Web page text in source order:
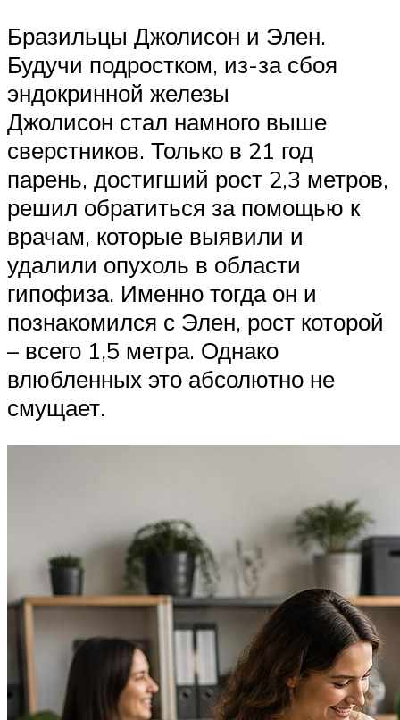
Бразильцы Джолисон и Элен.
Будучи подростком, из-за сбоя
эндокринной железы
Джолисон стал намного выше
сверстников. Только в 21 год
парень, достигший рост 2,3 метров,
решил обратиться за помощью к
врачам, которые выявили и
удалили опухоль в области
гипофиза. Именно тогда он и
познакомился с Элен, рост которой
– всего 1,5 метра. Однако
влюбленных это абсолютно не
смущает.